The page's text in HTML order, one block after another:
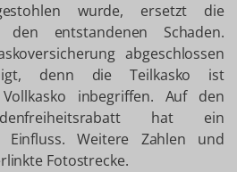
wurde, ersetzt die
den entstandenen Schaden.
abgeschlossen
denn die Teilkasko ist
inbegriffen. Auf den
hat ein
Einfluss. Weitere Zahlen und
Fotostrecke.